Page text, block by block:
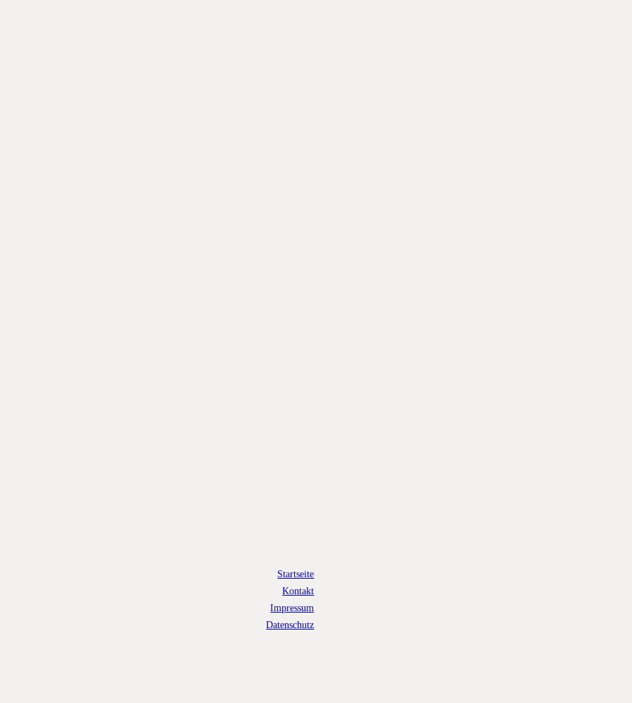
Startseite
Kontakt
Impressum
Datenschutz